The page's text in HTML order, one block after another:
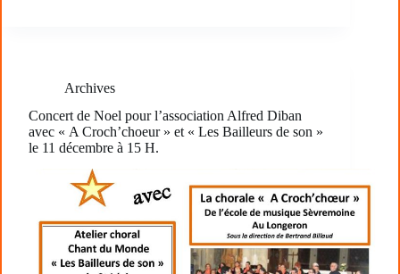
Archives
Concert de Noel pour l’association Alfred Diban
avec « A Croch’choeur » et « Les Bailleurs de son »
le 11 décembre à 15 H.